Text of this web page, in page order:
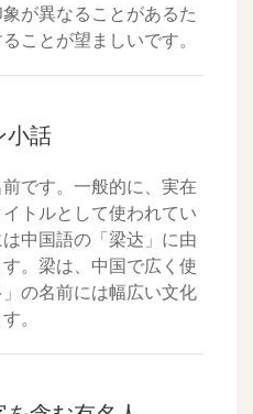
が異なることがあるた
ことが望ましいです。
小話
です。一般的に、実在
トルとして使われてい
中国語の「梁达」に由
。梁は、中国で広く使
の名前には幅広い文化
。